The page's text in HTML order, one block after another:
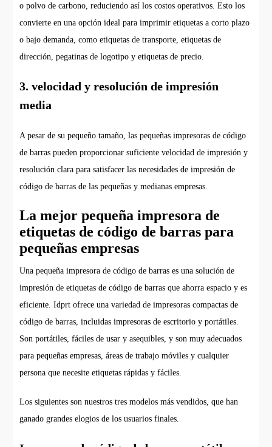
o polvo de carbono, reduciendo así los costos operativos. Esto los
convierte en una opción ideal para imprimir etiquetas a corto plazo
o bajo demanda, como etiquetas de transporte, etiquetas de
dirección, pegatinas de logotipo y etiquetas de precio.
3. velocidad y resolución de impresión
media
A pesar de su pequeño tamaño, las pequeñas impresoras de código
de barras pueden proporcionar suficiente velocidad de impresión y
resolución clara para satisfacer las necesidades de impresión de
código de barras de las pequeñas y medianas empresas.
La mejor pequeña impresora de
etiquetas de código de barras para
pequeñas empresas
Una pequeña impresora de código de barras es una solución de
impresión de etiquetas de código de barras que ahorra espacio y es
eficiente. Idprt ofrece una variedad de impresoras compactas de
código de barras, incluidas impresoras de escritorio y portátiles.
Son portátiles, fáciles de usar y asequibles, y son muy adecuados
para pequeñas empresas, áreas de trabajo móviles y cualquier
persona que necesite etiquetas rápidas y fáciles.
Los siguientes son nuestros tres modelos más vendidos, que han
ganado grandes elogios de los usuarios finales.